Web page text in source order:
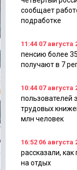
сообщает
подработке
11:44 07 августа
пенсию более
получают в 7
10:44 07 августа
пользователей
трудовых
млн человек
16:52 06 августа
рассказали, как
на отдых